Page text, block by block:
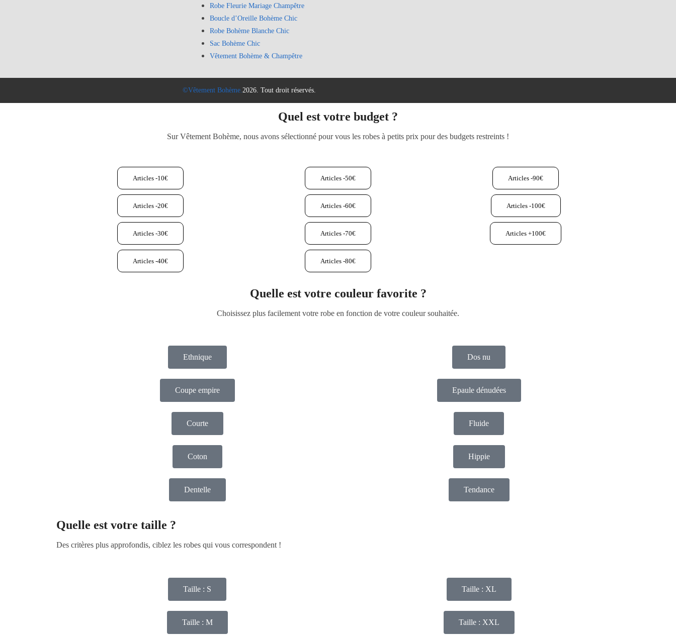
Robe Fleurie Mariage Champêtre
Boucle d’Oreille Bohème Chic
Robe Bohème Blanche Chic
Sac Bohème Chic
Vêtement Bohème & Champêtre
©Vêtement Bohème.2026. Tout droit réservés.
Quel est votre budget ?
Sur Vêtement Bohème, nous avons sélectionné pour vous les robes à petits prix pour des budgets restreints !
Articles -10€ Articles -50€ Articles -90€
Articles -20€ Articles -60€ Articles -100€
Articles -30€ Articles -70€ Articles +100€
Articles -40€ Articles -80€
Quelle est votre couleur favorite ?
Choisissez plus facilement votre robe en fonction de votre couleur souhaitée.
Ethnique Dos nu
Coupe empire Epaule dénudées
Courte Fluide
Coton Hippie
Dentelle Tendance
Quelle est votre taille ?
Des critères plus approfondis, ciblez les robes qui vous correspondent !
Taille : S
Taille : M
Taille : XL
Taille : XXL